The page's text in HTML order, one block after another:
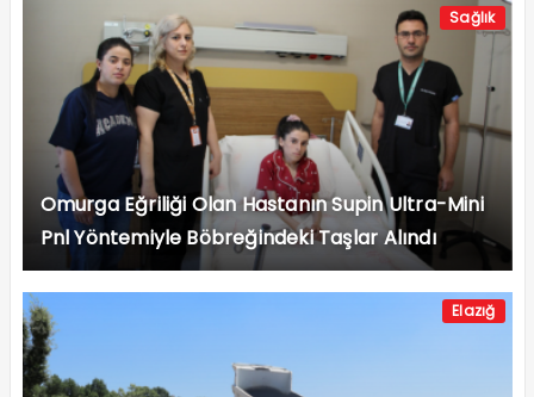
Sağlık
Omurga Eğriliği Olan Hastanın Supin Ultra-Mini
Pnl Yöntemiyle Böbreğindeki Taşlar Alındı
Elazığ